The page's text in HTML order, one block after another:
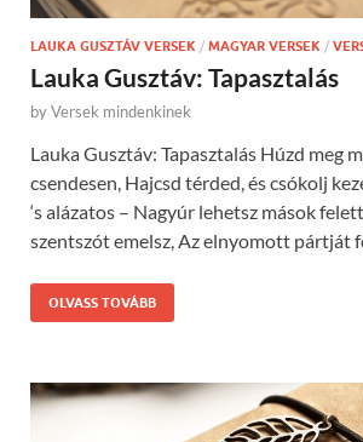
LAUKA GUSZTÁV VERSEK / MAGYAR VERSEK /
Lauka Gusztáv: Tapasztalás
byVersek mindenkinek
Lauka Gusztáv: Tapasztalás Húzd meg
csendesen, Hajcsd térded, és csókolj
‘s alázatos – Nagyúr lehetsz mások
szentszót emelsz, Az elnyomott pártját
OLVASS TOVÁBB